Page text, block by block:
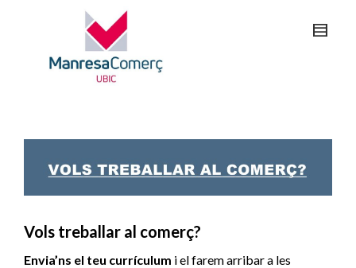
Vols treballar al comerç?
Envia’ns el teu currículum i el farem arribar a les